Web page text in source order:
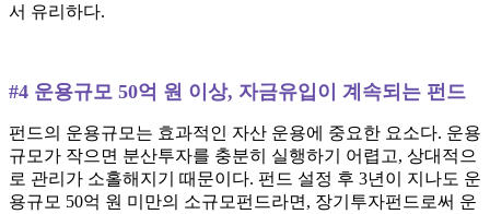
서 유리하다.
#4 운용규모 50억 원 이상, 자금유입이 계속되는 펀드
펀드의 운용규모는 효과적인 자산 운용에 중요한 요소다. 운용
규모가 작으면 분산투자를 충분히 실행하기 어렵고, 상대적으
로 관리가 소홀해지기 때문이다. 펀드 설정 후 3년이 지나도 운
용규모 50억 원 미만의 소규모펀드라면, 장기투자펀드로써 운